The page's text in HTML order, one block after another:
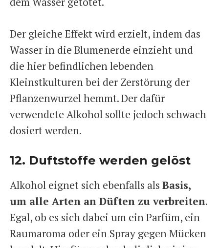
Der gleiche Effekt wird erzielt, indem das
Wasser in die Blumenerde einzieht und
die hier befindlichen lebenden
Kleinstkulturen bei der Zerstörung der
Pflanzenwurzel hemmt. Der dafür
verwendete Alkohol sollte jedoch schwach
dosiert werden.
12. Duftstoffe werden gelöst
Alkohol eignet sich ebenfalls als Basis,
um alle Arten an Düften zu verbreiten.
Egal, ob es sich dabei um ein Parfüm, ein
Raumaroma oder ein Spray gegen Mücken